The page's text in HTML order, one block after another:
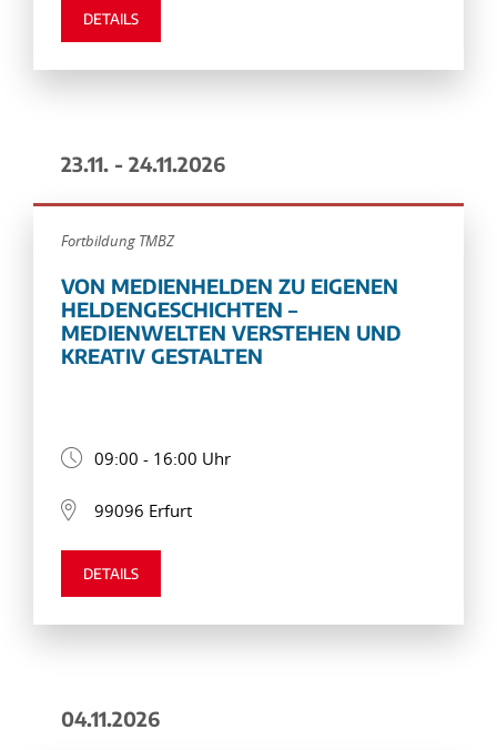
DETAILS
23.11. - 24.11.2026
Fortbildung TMBZ
VON MEDIENHELDEN ZU EIGENEN
HELDENGESCHICHTEN –
MEDIENWELTEN VERSTEHEN UND
KREATIV GESTALTEN
09:00 - 16:00 Uhr
99096 Erfurt
DETAILS
04.11.2026